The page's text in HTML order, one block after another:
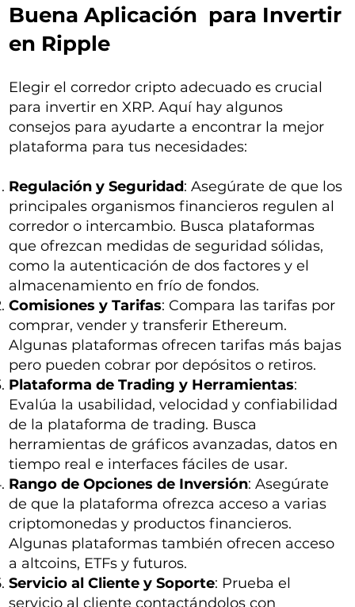
Buena Aplicación para Invertir
en Ripple
Elegir el corredor cripto adecuado es crucial
para invertir en XRP. Aquí hay algunos
consejos para ayudarte a encontrar la mejor
plataforma para tus necesidades:
Regulación y Seguridad: Asegúrate de que los
principales organismos financieros regulen al
corredor o intercambio. Busca plataformas
que ofrezcan medidas de seguridad sólidas,
como la autenticación de dos factores y el
almacenamiento en frío de fondos.
Comisiones y Tarifas: Compara las tarifas por
comprar, vender y transferir Ethereum.
Algunas plataformas ofrecen tarifas más bajas
pero pueden cobrar por depósitos o retiros.
Plataforma de Trading y Herramientas:
Evalúa la usabilidad, velocidad y confiabilidad
de la plataforma de trading. Busca
herramientas de gráficos avanzadas, datos en
tiempo real e interfaces fáciles de usar.
Rango de Opciones de Inversión: Asegúrate
de que la plataforma ofrezca acceso a varias
criptomonedas y productos financieros.
Algunas plataformas también ofrecen acceso
a altcoins, ETFs y futuros.
Servicio al Cliente y Soporte: Prueba el
servicio al cliente contactándolos con